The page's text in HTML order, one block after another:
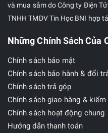
và mua sắm do Công ty Điện
TNHH TMDV Tin Học BNI hợp
Những Chính Sách Của
Chính sách bảo mật
Chính sách bảo hành & đổi
Chính sách trả góp
Chính sách giao hàng & kiểm
Chính sách hoạt động chung
Hướng dẫn thanh toán